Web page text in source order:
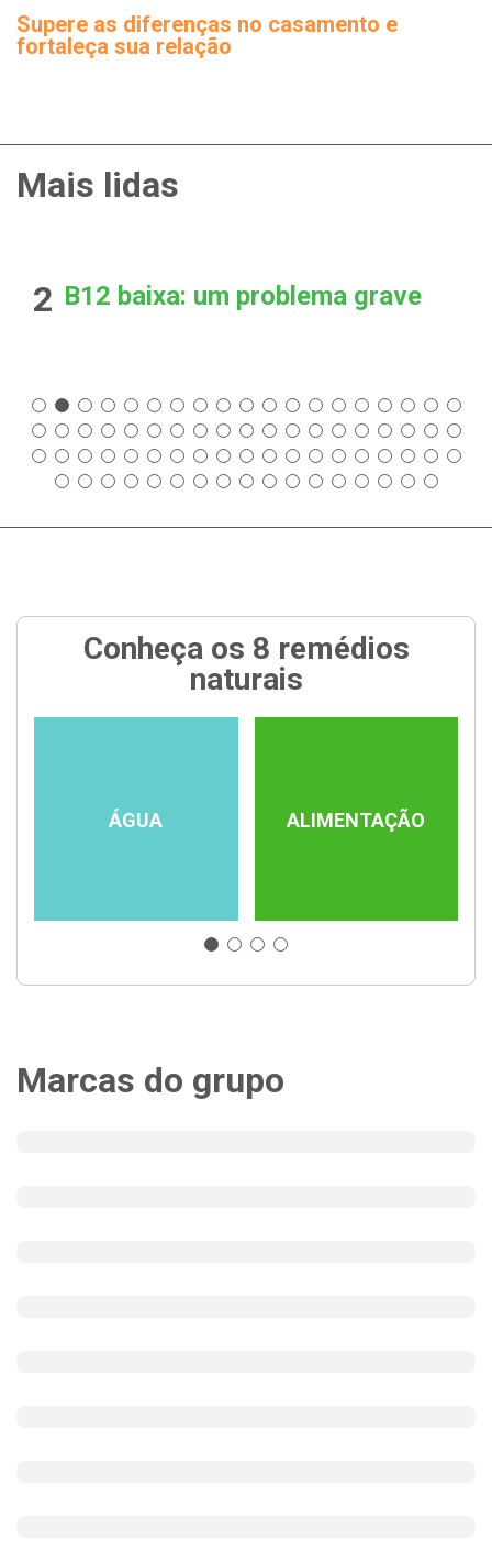
Supere as diferenças no casamento e
fortaleça sua relação
Mais lidas
2 B12 baixa: um problema grave
Conheça os 8 remédios
naturais
ÁGUA ALIMENTAÇÃO
Marcas do grupo